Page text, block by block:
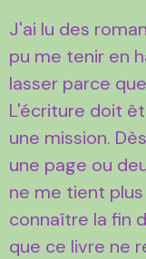
J'ai lu des
pu me tenir en
lasser parce
L'écriture doit
une mission.
une page ou
ne me tient
connaître la fin
que ce livre ne